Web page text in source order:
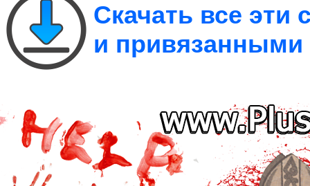
Скачать все
и